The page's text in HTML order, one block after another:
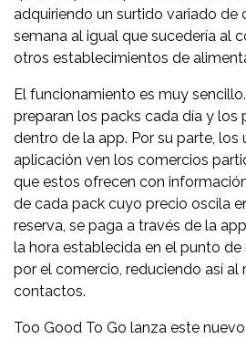
adquiriendo un surtido variado de
semana al igual que sucedería al
otros establecimientos de
El funcionamiento es muy
preparan los packs cada día y los
dentro de la app. Por su parte, los
aplicación ven los comercios
que estos ofrecen con
de cada pack cuyo precio oscila
reserva, se paga a través de la
la hora establecida en el punto
por el comercio, reduciendo así al
contactos.
Too Good To Go lanza este